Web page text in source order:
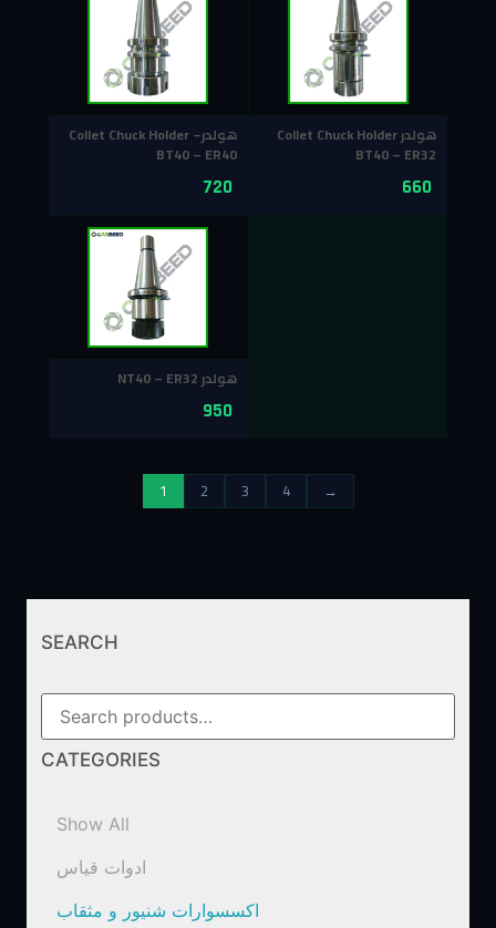
هولدرCollet Chuck Holder –
BT40 – ER40
720
هولدر Collet Chuck Holder
BT40 – ER32
660
هولدر NT40 – ER32
950
1 2 3 4 →
SEARCH
CATEGORIES
Show All
ادوات قياس
اكسسوارات شنيور و مثقاب